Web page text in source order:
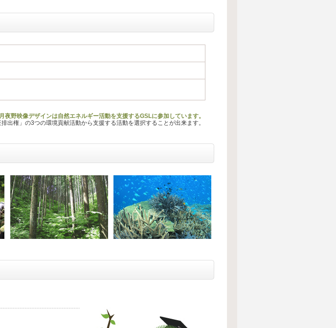
月夜野映像デザインは自然エネルギー活動を支援するGSLに参加しています。
出権」の3つの環境貢献活動から支援する活動を選択することが出来ます。